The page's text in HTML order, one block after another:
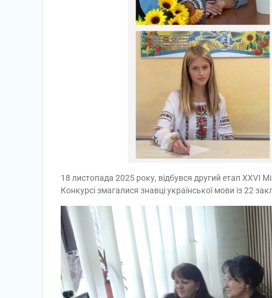
18 листопада 2025 року, відбувся другий етап ХХVІ
Конкурсі змагалися знавці української мови із 22